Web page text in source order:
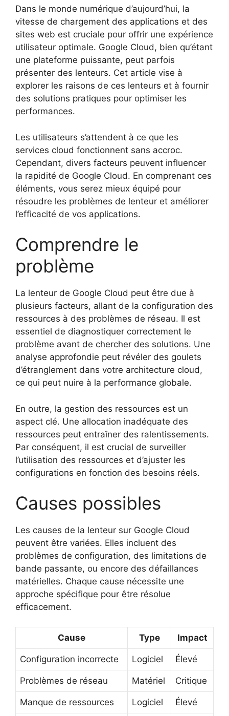
Dans le monde numérique d’aujourd’hui, la
vitesse de chargement des applications et des
sites web est cruciale pour offrir une expérience
utilisateur optimale. Google Cloud, bien qu’étant
une plateforme puissante, peut parfois
présenter des lenteurs. Cet article vise à
explorer les raisons de ces lenteurs et à fournir
des solutions pratiques pour optimiser les
performances.
Les utilisateurs s’attendent à ce que les
services cloud fonctionnent sans accroc.
Cependant, divers facteurs peuvent influencer
la rapidité de Google Cloud. En comprenant ces
éléments, vous serez mieux équipé pour
résoudre les problèmes de lenteur et améliorer
l’efficacité de vos applications.
Comprendre le
problème
La lenteur de Google Cloud peut être due à
plusieurs facteurs, allant de la configuration des
ressources à des problèmes de réseau. Il est
essentiel de diagnostiquer correctement le
problème avant de chercher des solutions. Une
analyse approfondie peut révéler des goulets
d’étranglement dans votre architecture cloud,
ce qui peut nuire à la performance globale.
En outre, la gestion des ressources est un
aspect clé. Une allocation inadéquate des
ressources peut entraîner des ralentissements.
Par conséquent, il est crucial de surveiller
l’utilisation des ressources et d’ajuster les
configurations en fonction des besoins réels.
Causes possibles
Les causes de la lenteur sur Google Cloud
peuvent être variées. Elles incluent des
problèmes de configuration, des limitations de
bande passante, ou encore des défaillances
matérielles. Chaque cause nécessite une
approche spécifique pour être résolue
efficacement.
Cause Type Impact
Configuration incorrecte Logiciel Élevé
Problèmes de réseau Matériel Critique
Manque de ressources Logiciel Élevé